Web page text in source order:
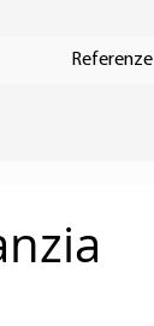
Referenze